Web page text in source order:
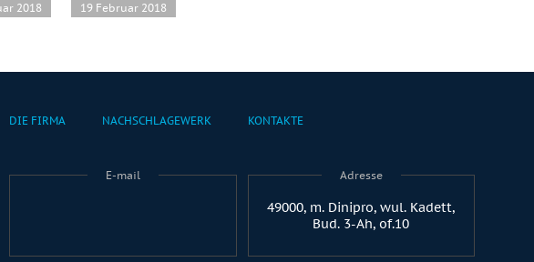
2018 19 Februar 2018
DIE FIRMA NACHSCHLAGEWERK KONTAKTE
E-mail Adresse
49000, m. Dinipro, wul. Kadett,
Bud. 3-Ah, of.10